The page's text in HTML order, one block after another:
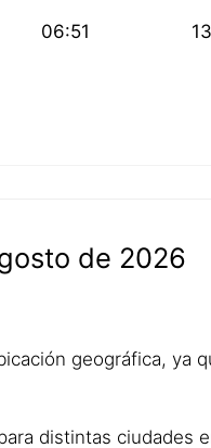
06:51
de 2026
geográfica, ya
distintas ciudades